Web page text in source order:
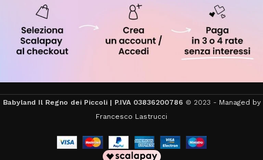
Babyland Il Regno dei Piccoli | P.IVA 03836200786 © 2023 - Managed by
Francesco Lastrucci